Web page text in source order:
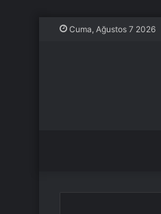
Cuma, Ağustos 7 2026